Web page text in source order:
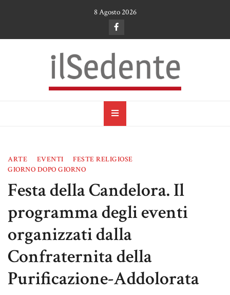
8 Agosto 2026
il Sedente
ARTE EVENTI
FESTE RELIGIOSE
GIORNO DOPO GIORNO
Festa della Candelora. Il
programma degli eventi
organizzati dalla
Confraternita della
Purificazione-Addolorata